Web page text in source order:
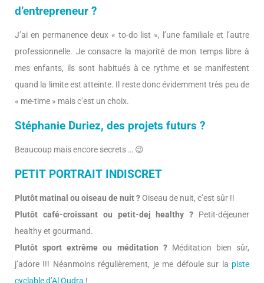
d’entrepreneur ?
J’ai en permanence deux « to-do list », l’une familiale et l’autre
professionnelle. Je consacre la majorité de mon temps libre à
mes enfants, ils sont habitués à ce rythme et se manifestent
quand la limite est atteinte. Il reste donc évidemment très peu de
« me-time » mais c’est un choix.
Stéphanie Duriez, des projets futurs ?
Beaucoup mais encore secrets … 😉
PETIT PORTRAIT INDISCRET
Plutôt matinal ou oiseau de nuit ? Oiseau de nuit, c’est sûr !!
Plutôt café-croissant ou petit-dej healthy ? Petit-déjeuner
healthy et gourmand.
Plutôt sport extrême ou méditation ?Méditation bien sûr,
j’adore !!! Néanmoins régulièrement, je me défoule sur la piste
cyclable d’Al Qudra !